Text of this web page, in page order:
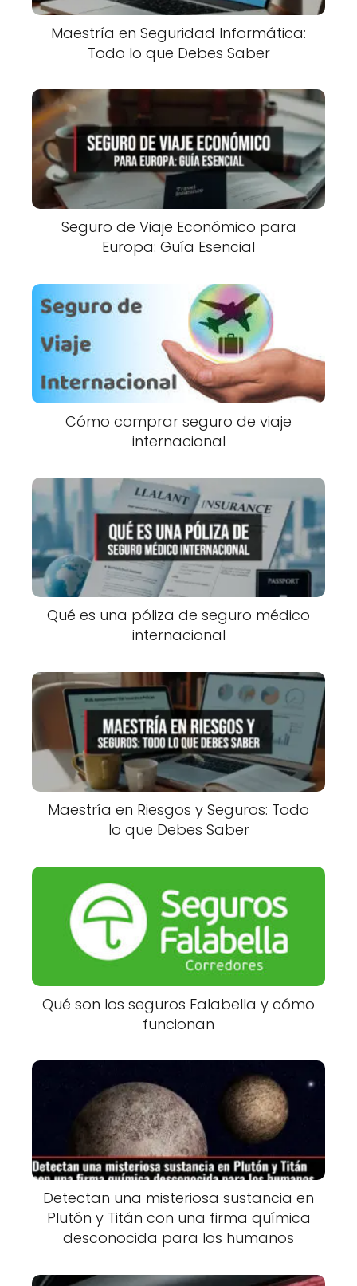
Maestría en Seguridad Informática:
Todo lo que Debes Saber
Seguro de Viaje Económico para
Europa: Guía Esencial
Cómo comprar seguro de viaje
internacional
Qué es una póliza de seguro médico
internacional
Maestría en Riesgos y Seguros: Todo
lo que Debes Saber
Qué son los seguros Falabella y cómo
funcionan
Detectan una misteriosa sustancia en
Plutón y Titán con una firma química
desconocida para los humanos